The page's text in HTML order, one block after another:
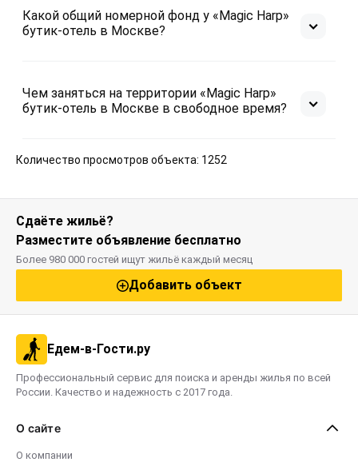
Какой общий номерной фонд у «Magic Harp»
бутик-отель в Москве?
Чем заняться на территории «Magic Harp»
бутик-отель в Москве в свободное время?
Количество просмотров объекта: 1252
Сдаёте жильё?
Разместите объявление бесплатно
Более 980 000 гостей ищут жильё каждый месяц
Добавить объект
Едем-в-Гости.ру
Профессиональный сервис для поиска и аренды жилья по всей
России. Качество и надежность с 2017 года.
О сайте
О компании